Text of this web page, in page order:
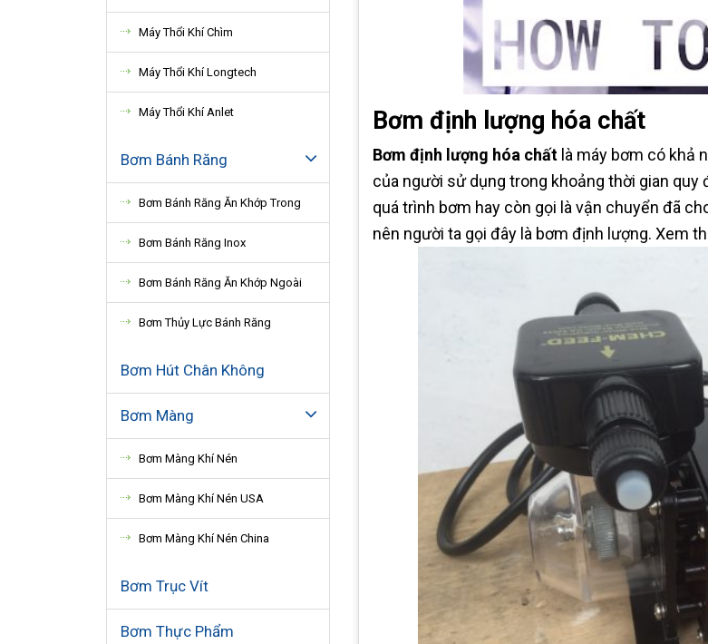
Máy Thổi Khí Chìm
Máy Thổi Khí Longtech
Máy Thổi Khí Anlet
Bơm Bánh Răng
Bơm Bánh Răng Ăn Khớp Trong
Bơm Bánh Răng Inox
Bơm Bánh Răng Ăn Khớp Ngoài
Bơm Thủy Lực Bánh Răng
Bơm Hút Chân Không
Bơm Màng
Bơm Màng Khí Nén
Bơm Màng Khí Nén USA
Bơm Màng Khí Nén China
Bơm Trục Vít
Bơm Thực Phẩm
Bơm định lượng hóa chất
Bơm định lượng hóa chấtlà máy bơm có khả
của người sử dụng trong khoảng thời gian quy
quá trình bơm hay còn gọi là vận chuyển đã
nên người ta gọi đây là bơm định lượng. Xem